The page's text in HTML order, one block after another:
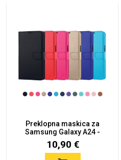
Preklopna maskica za
Samsung Galaxy A24 -
Više...
10,90 €
I Need Some Space